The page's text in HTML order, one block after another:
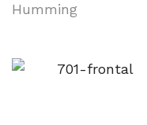
Humming